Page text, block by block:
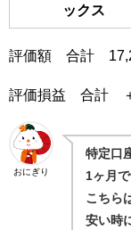
ックス
評価額 合計
評価損益 合計 ＋
おにぎり
特定口
1ヶ月
こちら
安い時